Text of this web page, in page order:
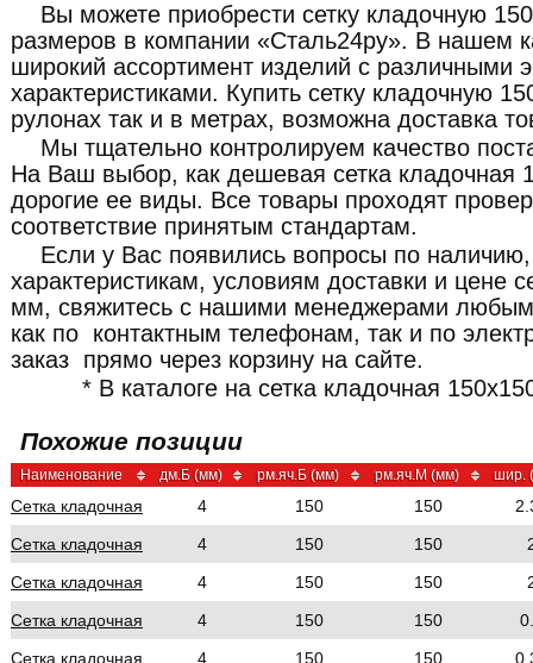
Вы можете приобрести сетку кладочную
размеров в компании «Сталь24ру». В нашем
широкий ассортимент изделий с различными
характеристиками. Купить сетку кладочную
рулонах так и в метрах, возможна доставка
Мы тщательно контролируем качество
На Ваш выбор, как дешевая сетка кладочная
дорогие ее виды. Все товары проходят
соответствие принятым стандартам.
Если у Вас появились вопросы по наличию,
характеристикам, условиям доставки и цене
мм, свяжитесь с нашими менеджерами
как по контактным телефонам, так и по
заказ прямо через корзину на сайте.
* В каталоге на сетка кладочная
Похожие позиции
Наименование дм.Б (мм) рм.яч.Б (мм) рм.яч.М (мм) шир.
Сетка кладочная 4 150 150
Сетка кладочная
4 150 150
Сетка кладочная
4 150 150
Сетка кладочная
4 150 150
Сетка кладочная
4 150 150